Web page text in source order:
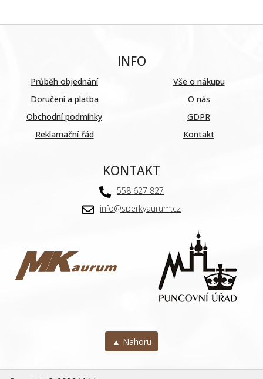
INFO
Průběh objednání
Doručení a platba
Obchodní podmínky
Reklamační řád
Vše o nákupu
O nás
GDPR
Kontakt
KONTAKT
558 627 827
info@sperkyaurum.cz
▲ Nahoru